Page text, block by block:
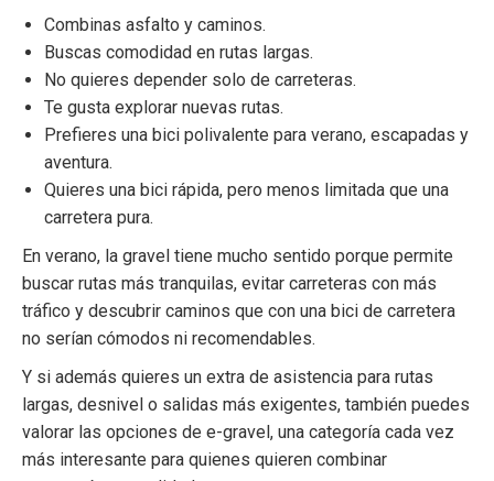
Combinas asfalto y caminos.
Buscas comodidad en rutas largas.
No quieres depender solo de carreteras.
Te gusta explorar nuevas rutas.
Prefieres una bici polivalente para verano, escapadas y
aventura.
Quieres una bici rápida, pero menos limitada que una
carretera pura.
En verano, la gravel tiene mucho sentido porque permite
buscar rutas más tranquilas, evitar carreteras con más
tráfico y descubrir caminos que con una bici de carretera
no serían cómodos ni recomendables.
Y si además quieres un extra de asistencia para rutas
largas, desnivel o salidas más exigentes, también puedes
valorar las opciones de e-gravel, una categoría cada vez
más interesante para quienes quieren combinar